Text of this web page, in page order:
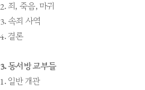
2. 죄, 죽음, 마귀
3. 속죄 사역
4. 결론
3. 동서방 교부들
1. 일반 개관